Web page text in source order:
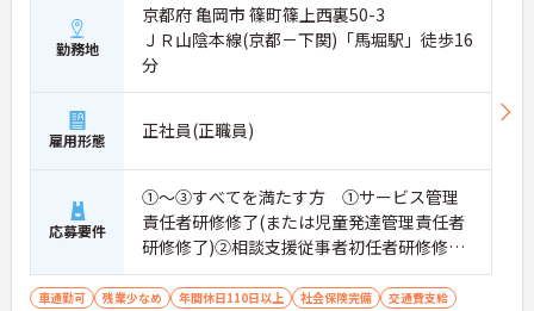
勤務地
京都府 亀岡市 篠町篠上西裏50-3
ＪＲ山陰本線(京都－下関)「馬堀駅」徒歩16
分
雇用形態 正社員(正職員)
応募要件
①～③すべてを満たす方 ①サービス管理
責任者研修修了(または児童発達管理責任者
研修修了)②相談支援従事者初任者研修修了
(または相談支援従事者実務者研修修了)③普
通自動車運転免許(AT限定可)
車通勤可 残業少なめ 年間休日110日以上 社会保険完備 交通費支給